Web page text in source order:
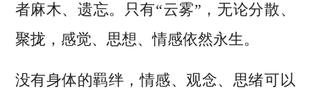
者麻木、遗忘。只有“云雾”，无论分散、
聚拢，感觉、思想、情感依然永生。
没有身体的羁绊，情感、观念、思绪可以